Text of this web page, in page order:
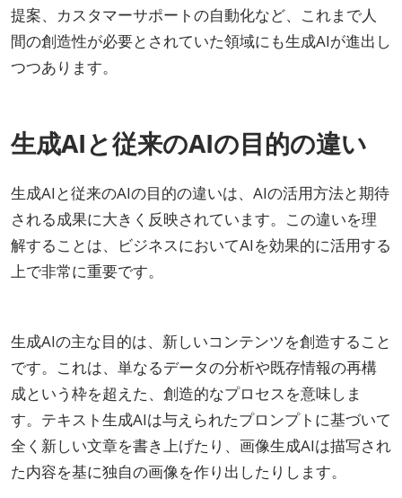
提案、カスタマーサポートの自動化など、これまで人
間の創造性が必要とされていた領域にも生成AIが進出し
つつあります。
生成AIと従来のAIの目的の違い
生成AIと従来のAIの目的の違いは、AIの活用方法と期待
される成果に大きく反映されています。この違いを理
解することは、ビジネスにおいてAIを効果的に活用する
上で非常に重要です。
生成AIの主な目的は、新しいコンテンツを創造すること
です。これは、単なるデータの分析や既存情報の再構
成という枠を超えた、創造的なプロセスを意味しま
す。テキスト生成AIは与えられたプロンプトに基づいて
全く新しい文章を書き上げたり、画像生成AIは描写され
た内容を基に独自の画像を作り出したりします。